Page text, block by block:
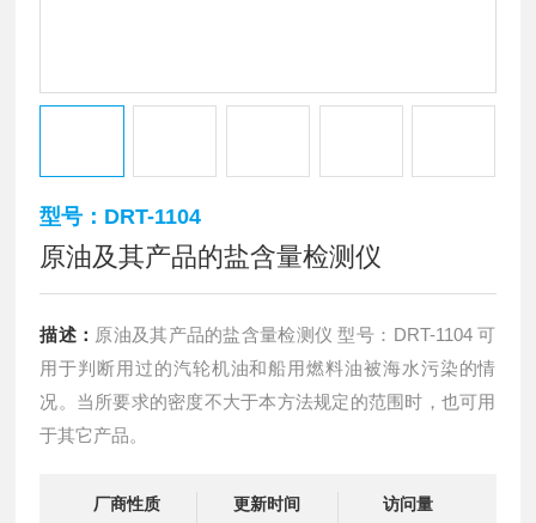
型号：DRT-1104
原油及其产品的盐含量检测仪
描述： 原油及其产品的盐含量检测仪 型号：DRT-1104 可
用于判断用过的汽轮机油和船用燃料油被海水污染的情
况。当所要求的密度不大于本方法规定的范围时，也可用
于其它产品。
厂商性质
更新时间
访问量